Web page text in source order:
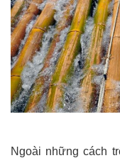
Ngoài những cách